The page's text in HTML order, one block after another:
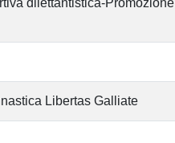
Libertas Galliate